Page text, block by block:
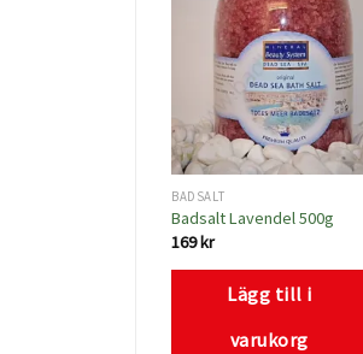
Lägg
till i
önskelistan
BADSALT
Badsalt Lavendel 500g
169kr
Lägg till i
varukorg